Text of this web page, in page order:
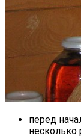
перед
несколько